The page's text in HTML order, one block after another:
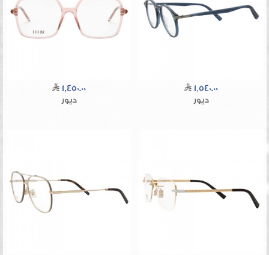
1,540.00
ديور
1,450.00
ديور